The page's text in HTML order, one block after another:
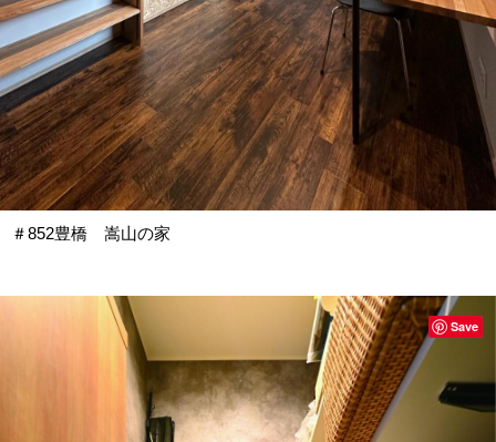
＃852豊橋 嵩山の家
Save